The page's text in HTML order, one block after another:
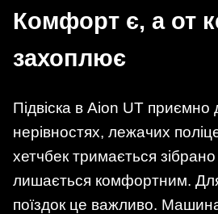
Комфорт є, а от
захоплює
Підвіска в Aion UT приємно
нерівностях, лежачих
хетчбек тримається
лишається комфортним.
поїздок це важливо.